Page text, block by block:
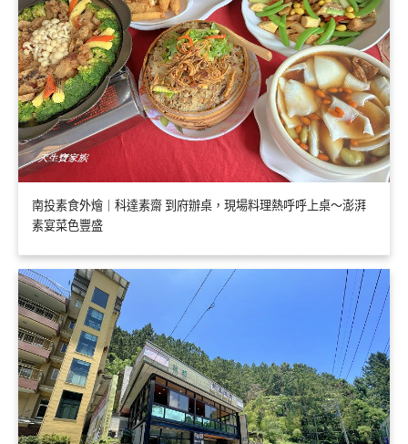
南投素食外燴｜科達素齋 到府辦桌，現場料理熱呼呼上桌～澎湃
素宴菜色豐盛